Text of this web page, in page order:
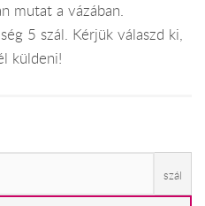
mutat a vázában.
5 szál. Kérjük válaszd ki,
küldeni!
szál